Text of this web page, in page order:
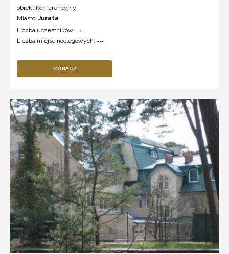
obiekt konferencyjny
Miasto:Jurata
Liczba uczestników: ---
Liczba miejsc noclegowych: ---
ZOBACZ